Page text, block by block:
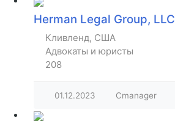
Herman Legal Group, LLC
Кливленд, США
Адвокаты и юристы
208
01.12.2023 Cmanager